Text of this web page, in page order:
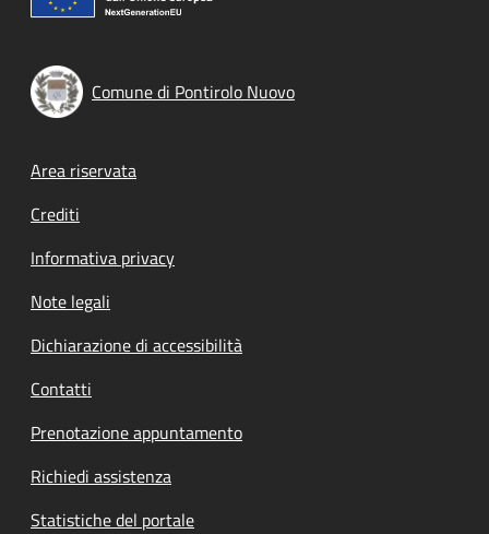
Comune di Pontirolo Nuovo
Footer menu
Area riservata
Crediti
Informativa privacy
Note legali
Dichiarazione di accessibilità
Contatti
Prenotazione appuntamento
Richiedi assistenza
Statistiche del portale